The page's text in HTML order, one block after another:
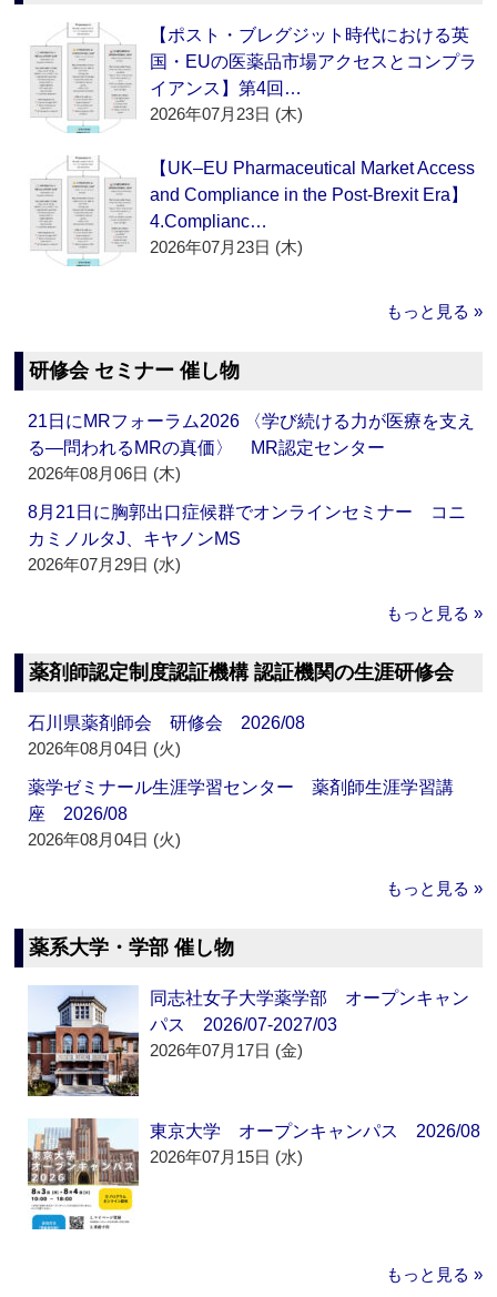
【ポスト・ブレグジット時代における英
国・EUの医薬品市場アクセスとコンプラ
イアンス】第4回…
2026年07月23日 (木)
【UK–EU Pharmaceutical Market Access
and Compliance in the Post-Brexit Era】
4.Complianc…
2026年07月23日 (木)
もっと見る »
研修会 セミナー 催し物
21日にMRフォーラム2026 〈学び続ける力が医療を支え
る―問われるMRの真価〉 MR認定センター
2026年08月06日 (木)
8月21日に胸郭出口症候群でオンラインセミナー コニ
カミノルタJ、キヤノンMS
2026年07月29日 (水)
もっと見る »
薬剤師認定制度認証機構 認証機関の生涯研修会
石川県薬剤師会 研修会 2026/08
2026年08月04日 (火)
薬学ゼミナール生涯学習センター 薬剤師生涯学習講
座 2026/08
2026年08月04日 (火)
もっと見る »
薬系大学・学部 催し物
同志社女子大学薬学部 オープンキャン
パス 2026/07-2027/03
2026年07月17日 (金)
東京大学 オープンキャンパス 2026/08
2026年07月15日 (水)
もっと見る »